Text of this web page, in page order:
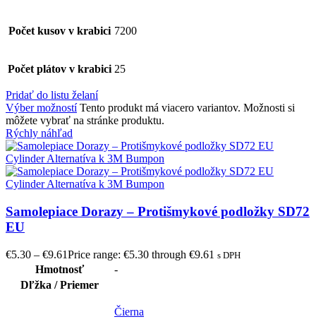
Počet kusov v krabici 7200
Počet plátov v krabici 25
Pridať do listu želaní
Výber možností Tento produkt má viacero variantov. Možnosti si
môžete vybrať na stránke produktu.
Rýchly náhľad
Samolepiace Dorazy – Protišmykové podložky SD72
EU
€5.30 – €9.61Price range: €5.30 through €9.61 s DPH
Hmotnosť
-
Dľžka / Priemer
Čierna